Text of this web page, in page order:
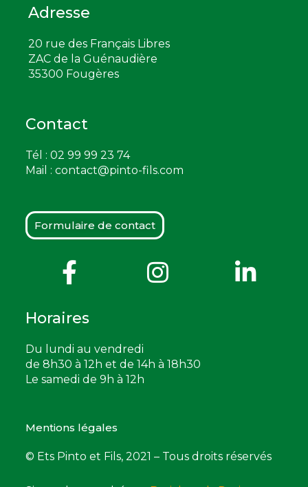
Adresse
20 rue des Français Libres
ZAC de la Guénaudière
35300 Fougères
Contact
Tél : 02 99 99 23 74
Mail : contact@pinto-fils.com
Formulaire de contact
Horaires
Du lundi au vendredi
de 8h30 à 12h et de 14h à 18h30
Le samedi de 9h à 12h
Mentions légales
© Ets Pinto et Fils, 2021 – Tous droits réservés